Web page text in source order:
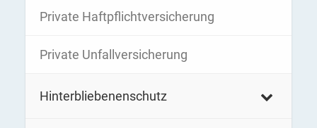
Private Haftpflichtversicherung
Private Unfallversicherung
Hinterbliebenenschutz